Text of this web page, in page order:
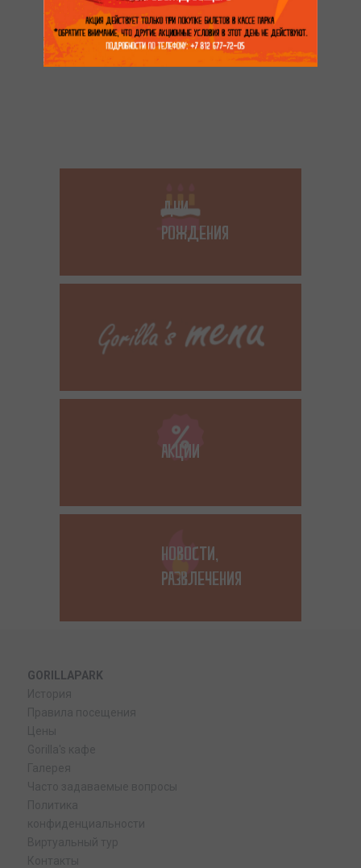
ДНИ
РОЖДЕНИЯ
АКЦИИ
НОВОСТИ,
РАЗВЛЕЧЕНИЯ
GORILLAPARK
История
Правила посещения
Цены
Gorilla's кафе
Галерея
Часто задаваемые вопросы
Политика
конфиденциальности
Виртуальный тур
Контакты